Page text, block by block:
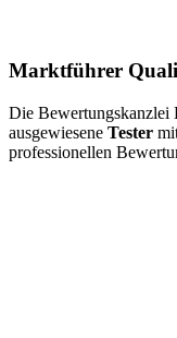
Marktführer
Die Bewertungskanzlei
ausgewiesene Tester
professionellen